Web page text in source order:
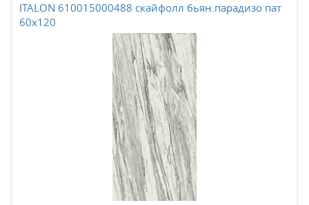
ITALON 610015000488 скайфолл бьян.парадизо пат
60x120